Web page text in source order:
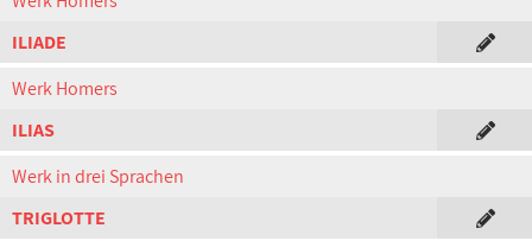
ILIADE
Werk Homers
ILIAS
Werk in drei Sprachen
TRIGLOTTE